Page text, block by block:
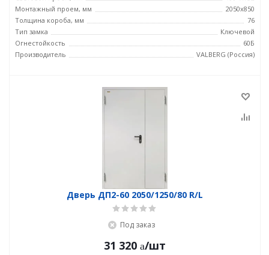
Монтажный проем, мм
2050x850
Толщина короба, мм
76
Тип замка
Ключевой
Огнестойкость
60Б
Производитель
VALBERG (Россия)
Дверь ДП2-60 2050/1250/80 R/L
Под заказ
31 320 /шт